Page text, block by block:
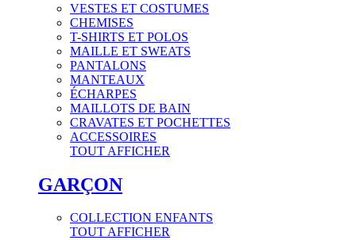
VESTES ET COSTUMES
CHEMISES
T-SHIRTS ET POLOS
MAILLE ET SWEATS
PANTALONS
MANTEAUX
ÉCHARPES
MAILLOTS DE BAIN
CRAVATES ET POCHETTES
ACCESSOIRES
TOUT AFFICHER
GARÇON
COLLECTION ENFANTS
TOUT AFFICHER